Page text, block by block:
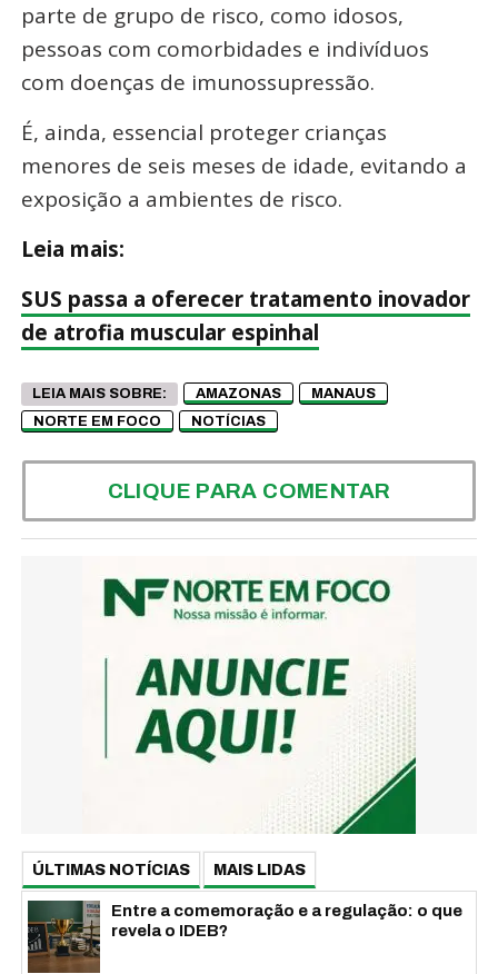
parte de grupo de risco, como idosos,
pessoas com comorbidades e indivíduos
com doenças de imunossupressão.
É, ainda, essencial proteger crianças
menores de seis meses de idade, evitando a
exposição a ambientes de risco.
Leia mais:
SUS passa a oferecer tratamento inovador
de atrofia muscular espinhal
LEIA MAIS SOBRE: AMAZONAS
MANAUS
NORTE EM FOCO
NOTÍCIAS
CLIQUE PARA COMENTAR
ÚLTIMAS NOTÍCIAS MAIS LIDAS
Entre a comemoração e a regulação: o que
revela o IDEB?